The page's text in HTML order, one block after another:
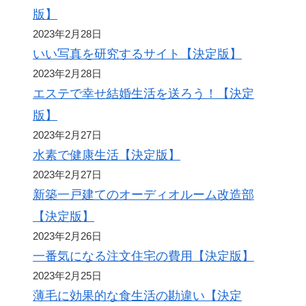
版】
2023年2月28日
いい写真を研究するサイト【決定版】
2023年2月28日
エステで幸せ結婚生活を送ろう！【決定
版】
2023年2月27日
水素で健康生活【決定版】
2023年2月27日
新築一戸建てのオーディオルーム改造部
【決定版】
2023年2月26日
一番気になる注文住宅の費用【決定版】
2023年2月25日
薄毛に効果的な食生活の勘違い【決定